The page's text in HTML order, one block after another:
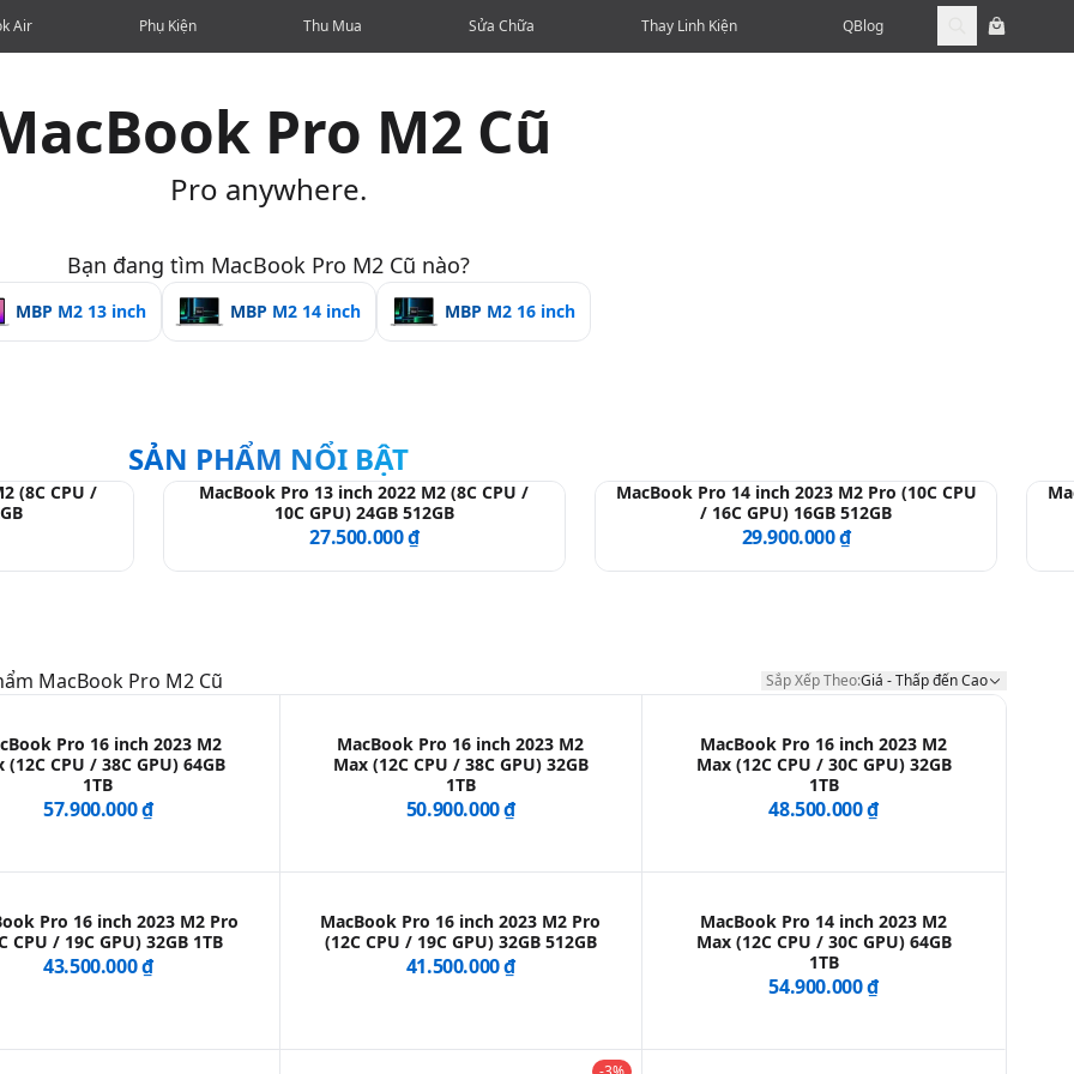
Air Phụ Kiện Thu Mua Sửa Chữa Thay Linh Kiện QBlog
Pro M2 Cũ
Pro anywhere.
Bạn đang tìm MacBook Pro M2 Cũ nào?
MBP M2 13 inch MBP M2 14 inch MBP M2 16 inch
SẢN PHẨM NỔI BẬT
(8C CPU /
MacBook Pro 13 inch 2022 M2 (8C CPU /
10C GPU) 24GB 512GB
27.500.000 ₫
MacBook Pro 14 inch 2023 M2 Pro (10C CPU
/ 16C GPU) 16GB 512GB
29.900.000 ₫
Sắp Xếp Theo:
MacBook Pro M2 Cũ Sắp Xếp Theo:Giá - Thấp đến Cao
Pro 16 inch 2023 M2
(12C CPU / 38C GPU) 64GB
1TB
57.900.000 ₫
MacBook Pro 16 inch 2023 M2
Max (12C CPU / 38C GPU) 32GB
1TB
50.900.000 ₫
MacBook Pro 16 inch 2023 M2
Max (12C CPU / 30C GPU) 32GB
1TB
48.500.000 ₫
Pro 16 inch 2023 M2 Pro
CPU / 19C GPU) 32GB 1TB
43.500.000 ₫
MacBook Pro 16 inch 2023 M2 Pro
(12C CPU / 19C GPU) 32GB 512GB
41.500.000 ₫
MacBook Pro 14 inch 2023 M2
Max (12C CPU / 30C GPU) 64GB
1TB
54.900.000 ₫